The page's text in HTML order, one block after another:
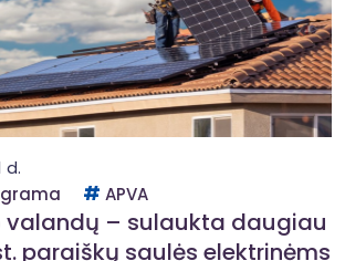
d.
APVA
valandų – sulaukta daugiau
paraiškų saulės elektrinėms